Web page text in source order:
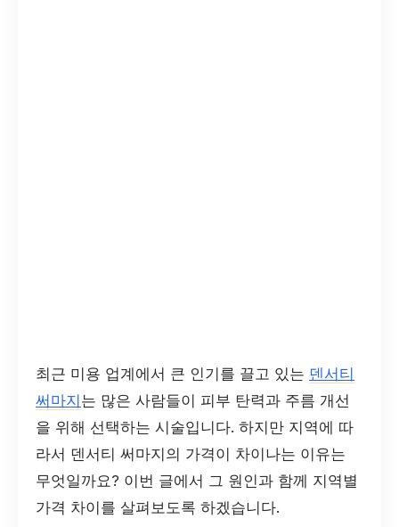
최근 미용 업계에서 큰 인기를 끌고 있는 덴서티
써마지 는 많은 사람들이 피부 탄력과 주름 개선
을 위해 선택하는 시술입니다. 하지만 지역에 따
라서 덴서티 써마지의 가격이 차이나는 이유는
무엇일까요? 이번 글에서 그 원인과 함께 지역별
가격 차이를 살펴보도록 하겠습니다.